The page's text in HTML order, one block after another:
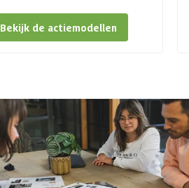
Bekijk de actiemodellen